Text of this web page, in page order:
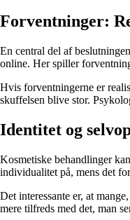
Forventninger:
En central del af
online. Her spiller
Hvis forventningerne er
skuffelsen blive stor.
Identitet og
Kosmetiske behandlinger
individualitet på, mens det
Det interessante er, at
mere tilfreds med det, man